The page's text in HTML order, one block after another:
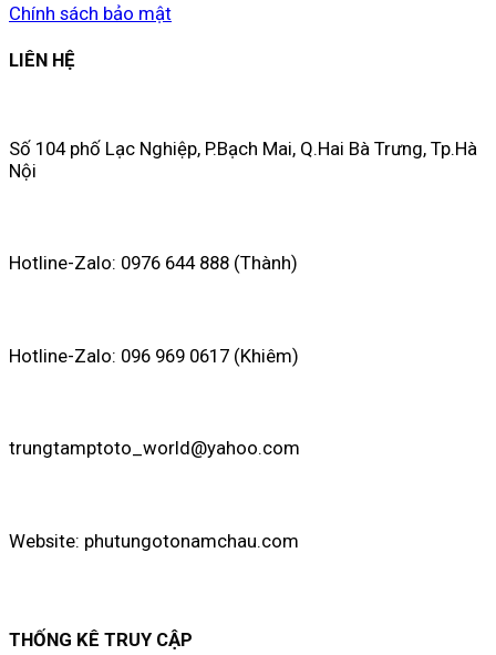
Chính sách bảo mật
LIÊN HỆ
Số 104 phố Lạc Nghiệp, P.Bạch Mai, Q.Hai Bà Trưng, Tp.Hà
Nội
Hotline-Zalo: 0976 644 888 (Thành)
Hotline-Zalo: 096 969 0617 (Khiêm)
trungtamptoto_world@yahoo.com
Website: phutungotonamchau.com
THỐNG KÊ TRUY CẬP